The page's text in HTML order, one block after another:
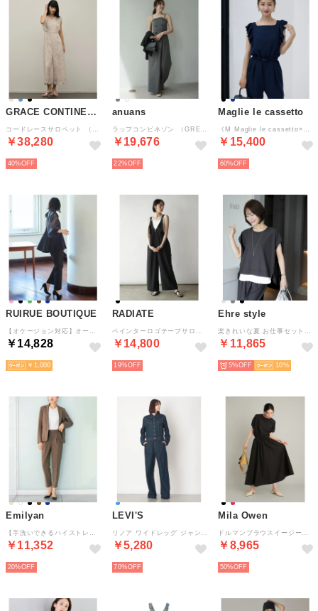
GRACE CONTINENTAL
￥38,280
40%
anuans
￥19,676
22%
Maglie le cassetto
￥15,400
60%
RUIRUE BOUTIQUE
￥14,828
￥1,000
RADIATE
￥14,800
19%
Ehre style
￥11,865
5% 10
Emilyan
￥11,352
20%
LEVI'S
￥5,280
70%
Mila Owen
￥8,965
50%